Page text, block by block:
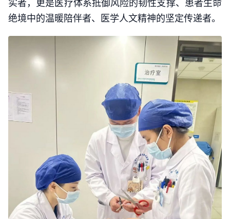
实者，更是医疗体系抵御风险的韧性支撑、患者生命
绝境中的温暖陪伴者、医学人文精神的坚定传递者。